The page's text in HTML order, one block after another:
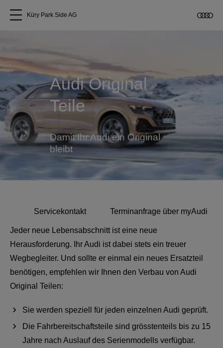
Über uns
Audi kaufen
Service & Reparatur
Audi Original Zubehör
Küry Park Side AG
Audi Original
Teile
Damit Ihr Audi ein Original
bleibt
Servicekontakt Terminanfrage über myAudi
Jeder neue Lebensabschnitt ist eine neue
Herausforderung. Ihr Audi ist dabei stets ein treuer
Wegbegleiter. Und sollte er einmal ein neues Ersatzteil
benötigen, empfehlen wir Ihnen den Verbau von Audi
Original Teilen:
Sie werden speziell für jeden einzelnen Audi geprüft.
Die Fahrbereitschaftsteile sind grösstenteils bis zu 15
Jahre nach Auslauf des Serienmodells verfügbar.